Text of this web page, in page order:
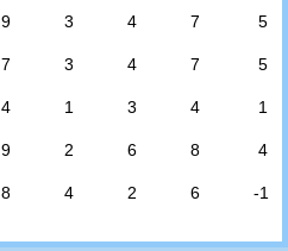
9 3 4 7 5
7 3 4 7 5
4 1 3 4 1
9 2 6 8 4
8 4 2 6 -1